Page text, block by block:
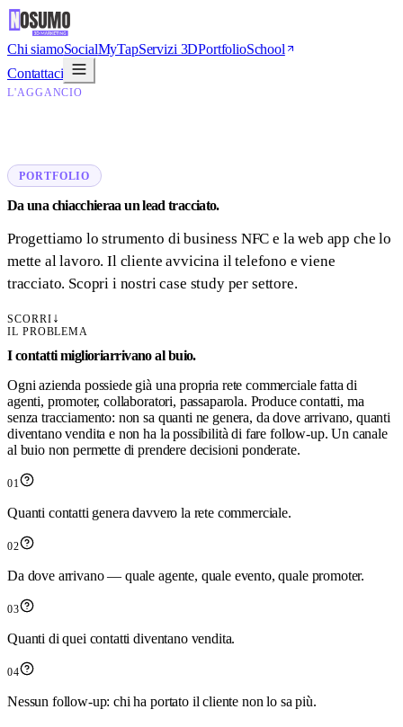
Chi siamoSocialMyTapServizi 3DPortfolioSchool
Contattaci
L'AGGANCIO
PORTFOLIO
Da una chiacchieraa unlead tracciato.
Progettiamo lo strumento di business NFC e la web app che lo
mette al lavoro. Il cliente avvicina il telefono e viene
tracciato. Scopri i nostri case study per settore.
SCORRI ↓
IL PROBLEMA
I contatti miglioriarrivanoal buio.
Ogni azienda possiede già una propria rete commerciale fatta di
agenti, promoter, collaboratori, passaparola. Produce contatti, ma
senza tracciamento: non sa quanti ne genera, da dove arrivano, quanti
diventano vendita e non ha la possibilità di fare follow-up. Un canale
al buio non permette di prendere decisioni ponderate.
01
Quanti contatti genera davvero la rete commerciale.
02
Da dove arrivano — quale agente, quale evento, quale promoter.
03
Quanti di quei contatti diventano vendita.
04
Nessun follow-up: chi ha portato il cliente non lo sa più.